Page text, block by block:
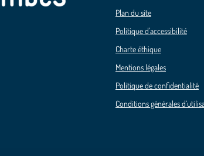
Plan du site
Politique d'accessibilité
Charte éthique
Mentions légales
Politique de confidentialité
Conditions générales